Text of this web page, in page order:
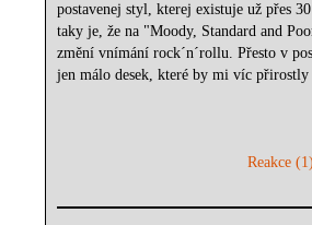
postavenej styl, kterej existuje už přes
taky je, že na "Moody, Standard and
změní vnímání rock´n´rollu. Přesto v
jen málo desek, které by mi víc přirostly
Reakce (1)